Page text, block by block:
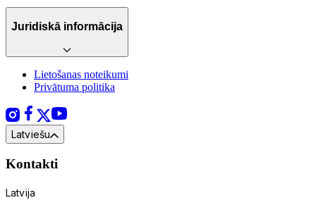
Juridiskā informācija
Lietošanas noteikumi
Privātuma politika
Latviešu
Kontakti
Latvija